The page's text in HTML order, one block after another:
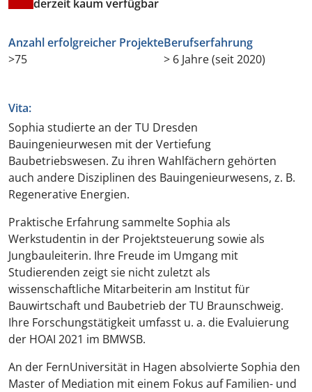
derzeit kaum verfügbar
Anzahl erfolgreicher Projekte
>75
Berufserfahrung
> 6 Jahre (seit 2020)
Vita:
Sophia studierte an der TU Dresden
Bauingenieurwesen mit der Vertiefung
Baubetriebswesen. Zu ihren Wahlfächern gehörten
auch andere Disziplinen des Bauingenieurwesens, z. B.
Regenerative Energien.
Praktische Erfahrung sammelte Sophia als
Werkstudentin in der Projektsteuerung sowie als
Jungbauleiterin. Ihre Freude im Umgang mit
Studierenden zeigt sie nicht zuletzt als
wissenschaftliche Mitarbeiterin am Institut für
Bauwirtschaft und Baubetrieb der TU Braunschweig.
Ihre Forschungstätigkeit umfasst u. a. die Evaluierung
der HOAI 2021 im BMWSB.
An der FernUniversität in Hagen absolvierte Sophia den
Master of Mediation mit einem Fokus auf Familien- und